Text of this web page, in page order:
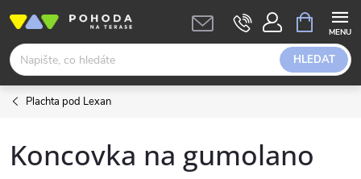
obsah
HLEDAT
NÁKUPNÍ
KOŠÍK
Plachta pod Lexan
Koncovka na gumolano